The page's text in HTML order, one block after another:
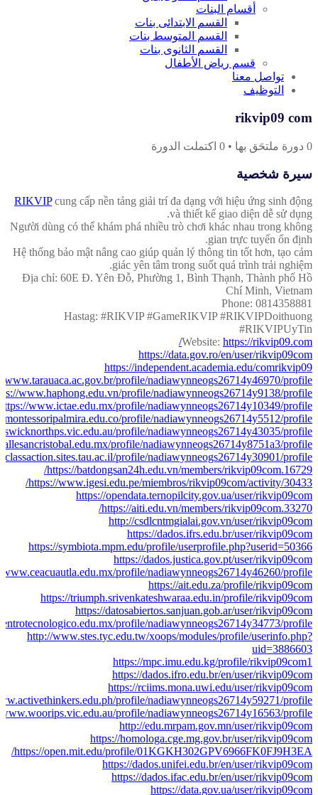
أقسام البنات
القسم الابتدائى بنات
القسم المتوسط بنات
القسم الثانوى بنات
قسم رياض الأطفال
تواصل معنا
التوظيف
rikvip09 com
0 دورة ملتحَق بها •
0 اكتملت الدورة
سيرة شخصية
RIKVIPcung cấp nền tảng giải trí đa dạng với hiệu ứng sinh động
và thiết kế giao diện dễ sử dụng.
Người dùng có thể khám phá nhiều trò chơi khác nhau trong không
gian trực tuyến ổn định.
Hệ thống bảo mật nâng cao giúp quản lý thông tin tốt hơn, tạo cảm
giác yên tâm trong suốt quá trình trải nghiệm.
Địa chỉ: 60E Đ. Yên Đỗ, Phường 1, Bình Thạnh, Thành phố Hồ
Chí Minh, Vietnam
Phone: 0814358881
Hastag: #RIKVIP #GameRIKVIP #RIKVIPDoithuong
#RIKVIPUyTin
Website: https://rikvip09.com/
https://data.gov.ro/en/user/rikvip09com
https://independent.academia.edu/comrikvip09
www.tarauaca.ac.gov.br/profile/nadiawynneogs26714y46970/profile
www.haphong.edu.vn/profile/nadiawynneogs26714y9138/profile
www.ictae.edu.mx/profile/nadiawynneogs26714y10349/profile
profile/nadiawynneogs26714y5512/profile
profile/nadiawynneogs26714y43035/profile
profile/nadiawynneogs26714y8751a3/profile
profile/nadiawynneogs26714y30901/profile
https://batdongsan24h.edu.vn/members/rikvip09com.16729/
https://www.igesi.edu.pe/miembros/rikvip09com/activity/30433/
https://opendata.ternopilcity.gov.ua/user/rikvip09com
https://aiti.edu.vn/members/rikvip09com.33270/
http://csdlcntmgialai.gov.vn/user/rikvip09com
https://dados.ifrs.edu.br/user/rikvip09com
https://symbiota.mpm.edu/profile/userprofile.php?userid=50366
https://dados.justica.gov.pt/user/rikvip09com
www.ceacuautla.edu.mx/profile/nadiawynneogs26714y46260/profile
https://ait.edu.za/profile/rikvip09com
https://triumph.srivenkateshwaraa.edu.in/profile/rikvip09com
https://datosabiertos.sanjuan.gob.ar/user/rikvip09com
profile/nadiawynneogs26714y34773/profile
http://www.stes.tyc.edu.tw/xoops/modules/profile/userinfo.php?
uid=3886603
https://mpc.imu.edu.kg/profile/rikvip09com1
https://dados.ifro.edu.br/en/user/rikvip09com
https://rciims.mona.uwi.edu/user/rikvip09com
profile/nadiawynneogs26714y59271/profile
profile/nadiawynneogs26714y16563/profile
http://edu.mrpam.gov.mn/user/rikvip09com
https://homologa.cge.mg.gov.br/user/rikvip09com
https://open.mit.edu/profile/01KGKH302GPV6966FK0FJ9H3EA/
https://dados.unifei.edu.br/en/user/rikvip09com
https://dados.ifac.edu.br/en/user/rikvip09com
https://data.gov.ua/user/rikvip09com